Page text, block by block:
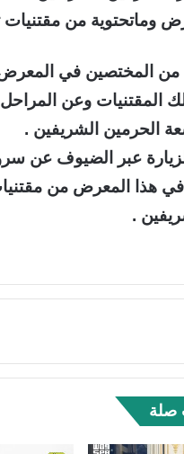
وماتحتوية من مقتنيات
من المختصين في
وعن المراحل
الحرمين الشريفين .
عبر الضيوف عن
في هذا المعرض من
.
صلة